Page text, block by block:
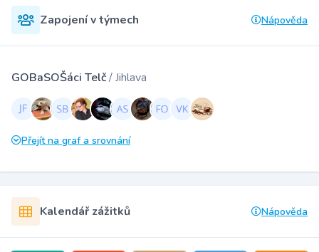
Zapojení v týmech Nápověda
GOBaSOŠáci Telč/ Jihlava
Přejít na graf a srovnání
Kalendář zážitků Nápověda